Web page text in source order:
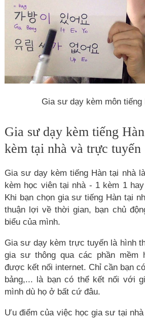
Gia sư dạy kèm môn tiếng
Gia sư dạy kèm tiếng
kèm tại nhà và trực tuyến
Gia sư dạy kèm tiếng Hàn tại nhà
kèm học viên tại nhà - 1 kèm 1
Khi bạn chọn gia sư tiếng Hàn tại
thuận lợi về thời gian, bạn chủ
biểu của mình.
Gia sư dạy kèm trực tuyến là hình
gia sư thông qua các phần mềm
được kết nối internet. Chỉ cần bạn
bảng,... là bạn có thể kết nối với
mình dù họ ở bất cứ đâu.
Ưu điểm của việc học gia sư tại